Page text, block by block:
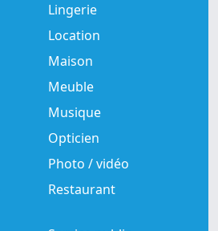
Lingerie
Location
Maison
Meuble
Musique
Opticien
Photo / vidéo
Restaurant